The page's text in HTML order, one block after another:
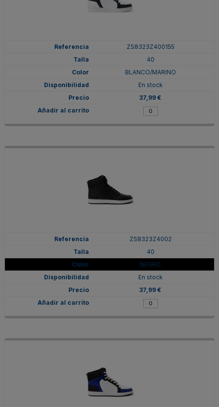
ZS8323Z400155
40
BLANCO/MARINO
En stock
37,99 €
ZS8323Z4002
40
NEGRO
En stock
37,99 €